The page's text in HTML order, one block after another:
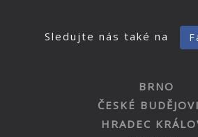
Sledujte nás také na
BRNO
ČESKÉ
HRADEC